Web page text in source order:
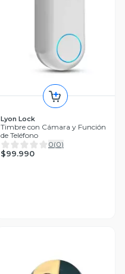
Lyon Lock
Timbre con Cámara y Función
de Teléfono
0(0)
$99.990